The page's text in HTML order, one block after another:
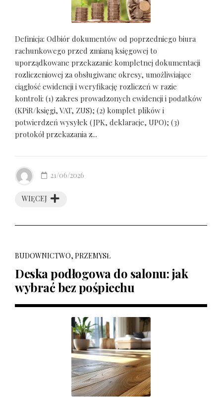
Definicja: Odbiór dokumentów od poprzedniego biura
rachunkowego przed zmianą księgowej to
uporządkowane przekazanie kompletnej dokumentacji
rozliczeniowej za obsługiwane okresy, umożliwiające
ciągłość ewidencji i weryfikację rozliczeń w razie
kontroli: (1) zakres prowadzonych ewidencji i podatków
(KPiR/księgi, VAT, ZUS); (2) komplet plików i
potwierdzeń wysyłek (JPK, deklaracje, UPO); (3)
protokół przekazania z...
WIĘCEJ
21/06/2026
BUDOWNICTWO, PRZEMYSŁ
Deska podłogowa do salonu: jak
wybrać bez pośpiechu